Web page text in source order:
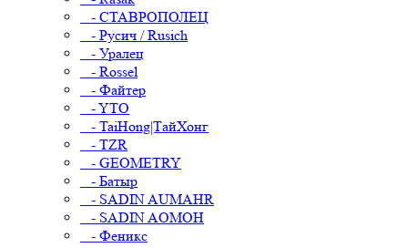
- СТАВРОПОЛЕЦ
- Русич / Rusich
- Уралец
- Rossel
- Файтер
- YTO
- TaiHong|ТайХонг
- TZR
- GEOMETRY
- Батыр
- SADIN AUMAHR
- SADIN AOMOH
- Феникс